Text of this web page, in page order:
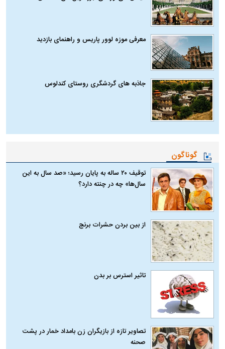
معرفی موزه لوور پاریس و راهنمای بازدید
جاذبه های گردشگری روستای کندلوس
گوناگون
توقیف ۲۰ ساله به پایان رسید؛ «صد سال به این
سال‌ها» چه در چنته دارد؟
از بین بردن حشرات برنج
تاثیر استرس بر بدن
تصاویر تازه از بازیگران زن بامداد خمار در پشت
صحنه